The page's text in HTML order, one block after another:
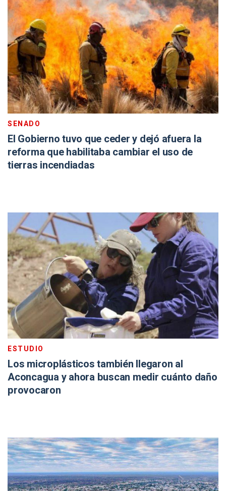
SENADO
El Gobierno tuvo que ceder y dejó afuera la
reforma que habilitaba cambiar el uso de
tierras incendiadas
ESTUDIO
Los microplásticos también llegaron al
Aconcagua y ahora buscan medir cuánto daño
provocaron